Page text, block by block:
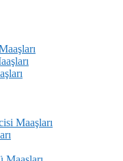
Maaşları